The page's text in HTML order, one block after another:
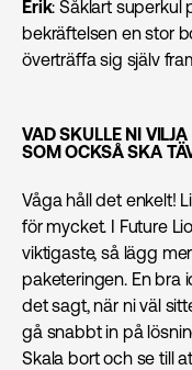
Erik: Såklart superkul
bekräftelsen en stor
överträffa sig själv
VAD SKULLE NI
SOM OCKSÅ SKA
Våga håll det enkelt!
för mycket. I Future
viktigaste, så lägg
paketeringen. En bra
det sagt, när ni väl
gå snabbt in på
Skala bort och se till